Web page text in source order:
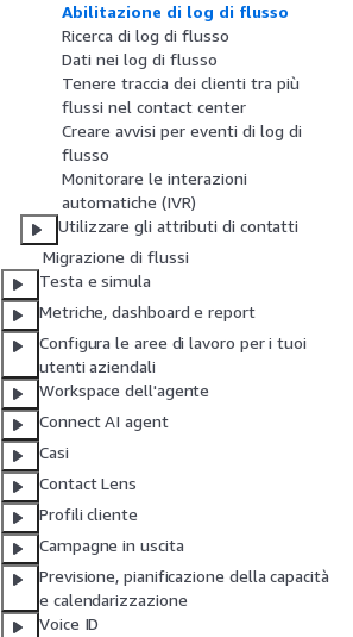
Abilitazione di log di flusso
Ricerca di log di flusso
Dati nei log di flusso
Tenere traccia dei clienti tra più
flussi nel contact center
Creare avvisi per eventi di log di
flusso
Monitorare le interazioni
automatiche (IVR)
Utilizzare gli attributi di contatti
Migrazione di flussi
Testa e simula
Metriche, dashboard e report
Configura le aree di lavoro per i tuoi
utenti aziendali
Workspace dell'agente
Connect AI agent
Casi
Contact Lens
Profili cliente
Campagne in uscita
Previsione, pianificazione della capacità
e calendarizzazione
Voice ID